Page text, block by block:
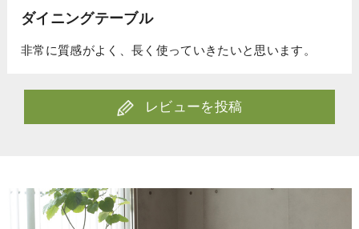
ダイニングテーブル
非常に質感がよく、長く使っていきたいと思います。
レビューを投稿